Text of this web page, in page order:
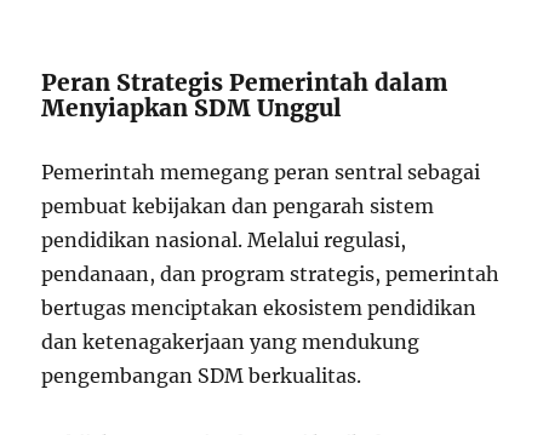
Peran Strategis Pemerintah dalam
Menyiapkan SDM Unggul
Pemerintah memegang peran sentral sebagai
pembuat kebijakan dan pengarah sistem
pendidikan nasional. Melalui regulasi,
pendanaan, dan program strategis, pemerintah
bertugas menciptakan ekosistem pendidikan
dan ketenagakerjaan yang mendukung
pengembangan SDM berkualitas.